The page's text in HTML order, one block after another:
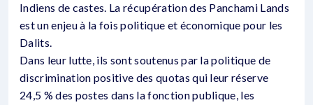
Indiens de castes. La récupération des Panchami Lands
est un enjeu à la fois politique et économique pour les
Dalits.
Dans leur lutte, ils sont soutenus par la politique de
discrimination positive des quotas qui leur réserve
24,5 % des postes dans la fonction publique, les